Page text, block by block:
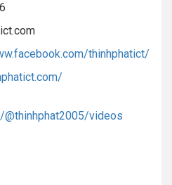
thinhphatict/
videos